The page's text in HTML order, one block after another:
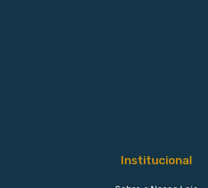
Institucional